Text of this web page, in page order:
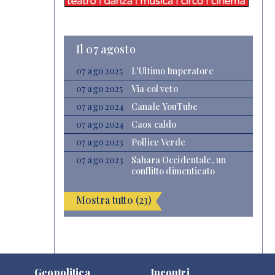
Il 07 agosto
07 ago 2025
L’Ultimo Imperatore
07 ago 2025
Via col veto
07 ago 2024
Canale YouTube
07 ago 2024
Caos caldo
07 ago 2023
Pollice Verde
07 ago 2023
Sahara Occidentale, un
conflitto dimenticato
Mostra tutto (23)
Geopolitica Incontri